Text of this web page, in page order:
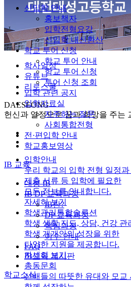
신입학 안내
홍보책자
입학전형요강
신입학 내신환산
학교 투어 신청
학교 투어 안내
학교 투어 신청
투어 신청 조회
입학 관련 공지
입학자료실
자주하는 질문
사회통합전형
전·편입학 안내
학교홍보영상
IB 교육
대성 IB
IB DP 교육과정
IB란?
DP 교육과정
핵심과정
이수 안내
FAQ
IB교육 게시판
학교소식
학사일정
유튜브
리로스쿨
DAESEONG
헌신과 열정으로 꿈과 희망을 주는
입학안내
우리 학교의 입학 전형 일정
제출 서류 등 입학에 필요한
모든 정보를 안내합니다.
자세히 보기
학생관리통합솔루션
학생 생활 지도, 상담, 건강 관
학생 개개인의 성장을 위한
다양한 지원을 제공합니다.
자세히 보기
총동문회
선배들의 따뜻한 유대와 모교